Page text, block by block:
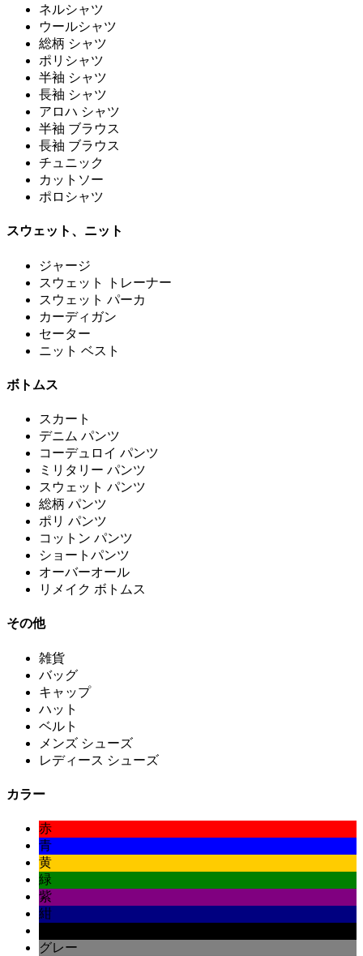
ネルシャツ
ウールシャツ
総柄 シャツ
ポリシャツ
半袖 シャツ
長袖 シャツ
アロハ シャツ
半袖 ブラウス
長袖 ブラウス
チュニック
カットソー
ポロシャツ
スウェット、ニット
ジャージ
スウェット トレーナー
スウェット パーカ
カーディガン
セーター
ニット ベスト
ボトムス
スカート
デニム パンツ
コーデュロイ パンツ
ミリタリー パンツ
スウェット パンツ
総柄 パンツ
ポリ パンツ
コットン パンツ
ショートパンツ
オーバーオール
リメイク ボトムス
その他
雑貨
バッグ
キャップ
ハット
ベルト
メンズ シューズ
レディース シューズ
カラー
赤
青
黄
緑
紫
紺
グレー